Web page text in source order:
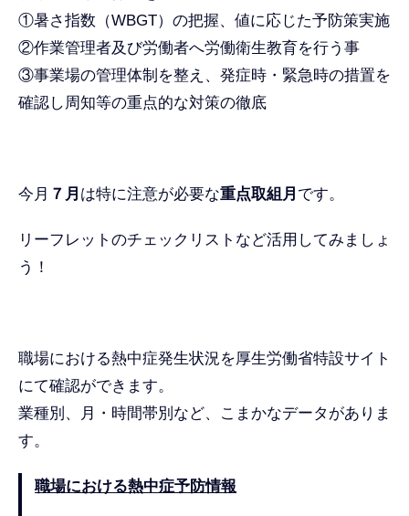
①暑さ指数（WBGT）の把握、値に応じた予防策実施
②作業管理者及び労働者へ労働衛生教育を行う事
③事業場の管理体制を整え、発症時・緊急時の措置を
確認し周知等の重点的な対策の徹底
今月 ７月 は特に注意が必要な重点取組月 です。
リーフレットのチェックリストなど活用してみましょ
う！
職場における熱中症発生状況を厚生労働省特設サイト
にて確認ができます。
業種別、月・時間帯別など、こまかなデータがありま
す。
職場における熱中症予防情報